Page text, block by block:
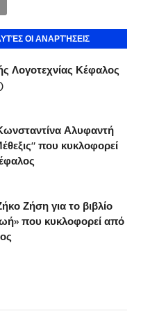
ΟΙ ΑΝΑΡΤΉΣΕΙΣ
Λογοτεχνίας Κέφαλος
Αλυφαντή
που κυκλοφορεί
Ζήση για το βιβλίο
που κυκλοφορεί από